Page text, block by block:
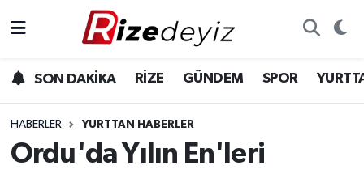
SON DAKİKA RİZE GÜNDEM SPOR
HABERLER YURTTAN HABERLER
Ordu'da Yılın En'leri
Gündem
Yurttan Haberler
Rize Hava Durumu
Rize Trafik Yoğunluk Haritası